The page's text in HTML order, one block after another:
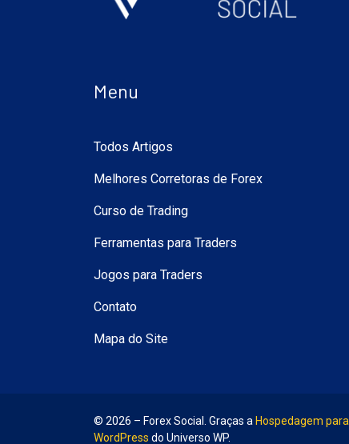
Menu
Todos Artigos
Melhores Corretoras de Forex
Curso de Trading
Ferramentas para Traders
Jogos para Traders
Contato
Mapa do Site
© 2026 – Forex Social. Graças a Hospedagem para
WordPress do Universo WP.